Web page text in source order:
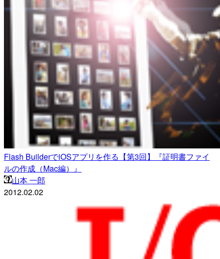
Flash BuilderでiOSアプリを作る【第3回】『証明書ファイ
ルの作成（Mac編）』
山本 一郎
2012.02.02